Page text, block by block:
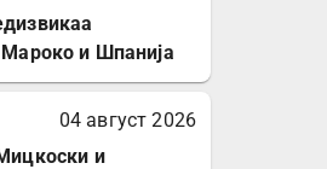
и Шпанија
04 август 2026
и